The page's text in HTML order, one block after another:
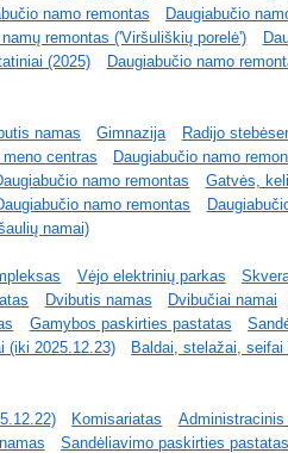
namo remontas Daugiabučio
remontas ('Viršuliškių porelė')
(2025) Daugiabučio namo
namas Gimnazija Radijo
centras Daugiabučio namo
namo remontas
Gatvės,
namo remontas
namai)
Vėjo elektrinių parkas
Dvibutis namas Dvibučiai namai
Gamybos paskirties pastatas
(iki 2025.12.23) Baldai, stelažai, seifai
Komisariatas Administracinis
Sandėliavimo paskirties pastatas